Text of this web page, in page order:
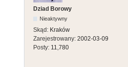
Dziad Borowy
Nieaktywny
Skąd: Kraków
Zarejestrowany: 2002-03-09
Posty: 11,780